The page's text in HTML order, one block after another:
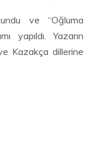
ve “Oğluma
yapıldı. Yazarın
Kazakça dillerine